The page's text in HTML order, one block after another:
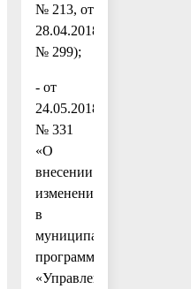
№ 213, от
28.04.2018
№ 299);
- от
24.05.2018
№ 331
«О
внесении
изменений
в
муниципальную
программу
«Управление